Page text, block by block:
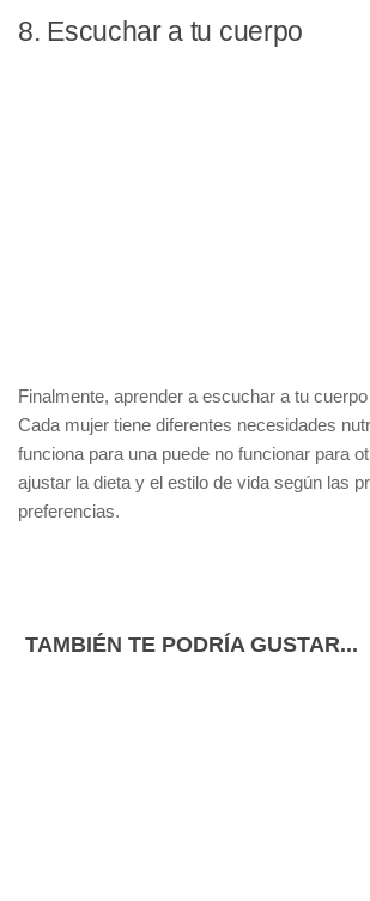
8. Escuchar a tu cuerpo
Finalmente, aprender a escuchar a tu cuerpo
Cada mujer tiene diferentes necesidades
funciona para una puede no funcionar para
ajustar la dieta y el estilo de vida según las
preferencias.
TAMBIÉN TE PODRÍA GUSTAR...